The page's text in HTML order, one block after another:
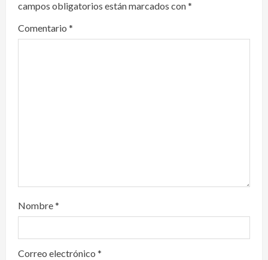
g
a
campos obligatorios están marcados con*
Comentario *
Nombre*
Correo electrónico *